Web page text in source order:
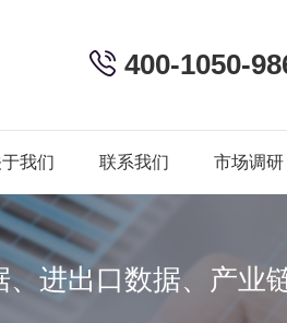
400-1050-
我们 联系我们 市场调研
进出口数据、产业